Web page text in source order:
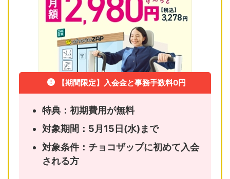
【期間限定】入会金と事務手数料0円
特典：初期費用が無料
対象期間：5月15日(水)まで
対象条件：チョコザップに初めて入会
される方